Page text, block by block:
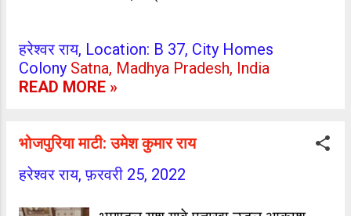
हरेश्वर राय, Location: B 37, City Homes
Colony Satna, Madhya Pradesh, India
READ MORE »
भोजपुरिया माटी: उमेश कुमार राय
हरेश्वर राय,फ़रवरी 25, 2022